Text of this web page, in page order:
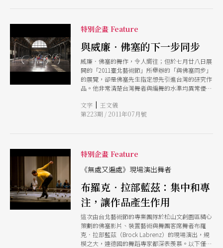
特別企畫 Feature
與威廉．佛塞的下一步同步
威廉．佛塞的舞作，令人嚮往；但於七月廿八日展
開的「2011臺北藝術節」所舉辦的「與佛塞同步」
的展覽，卻是佛塞先生指定想先引進台灣的研究作
品。他非常清楚台灣舞者與編舞的水準均異常優秀
「編舞」的各種思考及研究結晶，有深度共鳴。
文字 | 王文儀
第223期 / 2011年07月號
特別企畫 Feature
《無處又遍處》現場演出舞者
布羅克．拉部藍茲：集中和專
注，讓作品產生作用
這次由台北藝術節的專業團隊於松山文創園區精心
策劃的佛塞影片、裝置藝術與舞團客席舞者布羅
克．拉部藍茲（Brock Labrenz）的現場演出，規
模之大，連德國的舞蹈專家都深表羨慕。以下僅針